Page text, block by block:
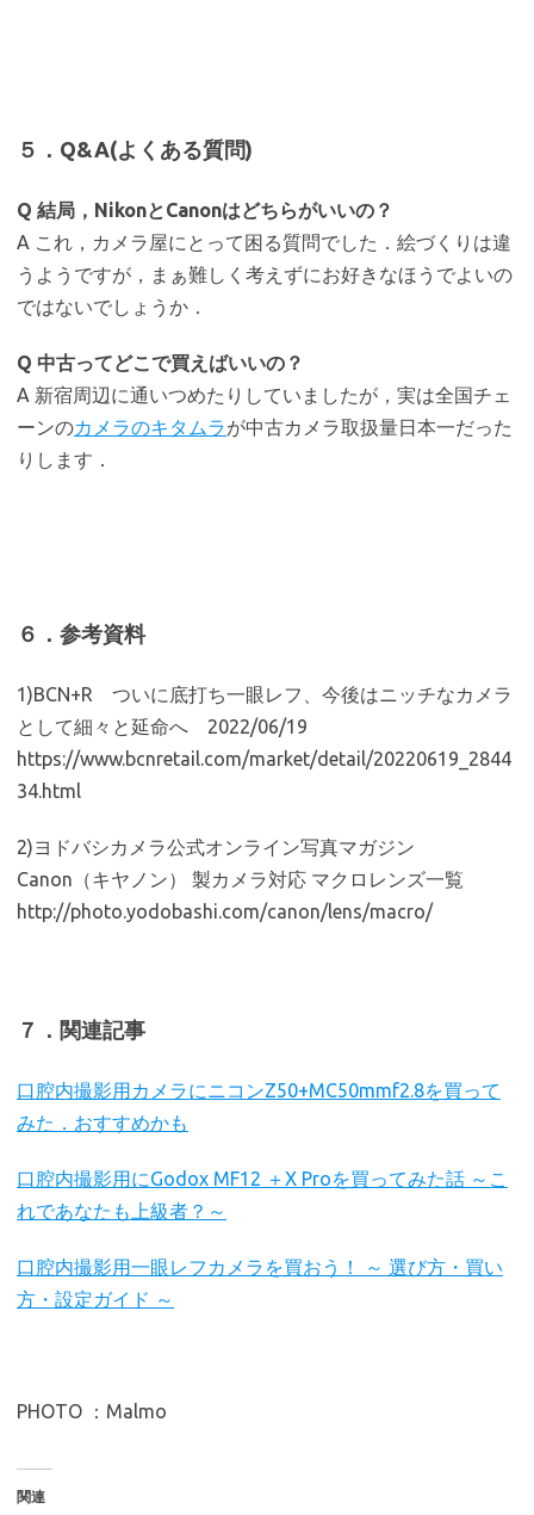
５．Q&A(よくある質問)
Q 結局，NikonとCanonはどちらがいいの？
A これ，カメラ屋にとって困る質問でした．絵づくりは違
うようですが，まぁ難しく考えずにお好きなほうでよいの
ではないでしょうか．
Q 中古ってどこで買えばいいの？
A 新宿周辺に通いつめたりしていましたが，実は全国チェ
ーンのカメラのキタムラが中古カメラ取扱量日本一だった
りします．
６．参考資料
1)BCN+R ついに底打ち一眼レフ、今後はニッチなカメラ
として細々と延命へ 2022/06/19
https://www.bcnretail.com/market/detail/20220619_2844
34.html
2)ヨドバシカメラ公式オンライン写真マガジン
Canon（キヤノン） 製カメラ対応 マクロレンズ一覧
http://photo.yodobashi.com/canon/lens/macro/
７．関連記事
口腔内撮影用カメラにニコンZ50+MC50mmf2.8を買って
みた．おすすめかも
口腔内撮影用にGodox MF12 ＋X Proを買ってみた話 ～こ
れであなたも上級者？～
口腔内撮影用一眼レフカメラを買おう！ ～ 選び方・買い
方・設定ガイド ～
PHOTO ：Malmo
関連